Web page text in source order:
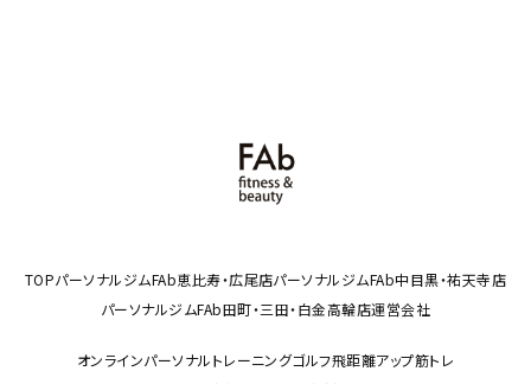
TOPパーソナルジムFAb恵比寿・広尾店パーソナルジムFAb中目黒・祐天寺店
パーソナルジムFAb田町・三田・白金高輪店運営会社
オンラインパーソナルトレーニングゴルフ飛距離アップ筋トレ